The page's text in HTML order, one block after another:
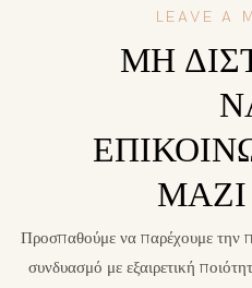
LEAVE A
ΜΗ
Προσπαθούμε να παρέχουμε την
συνδυασμό με εξαιρετική